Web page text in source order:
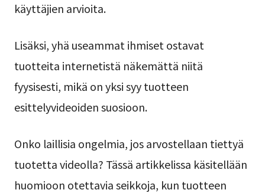
käyttäjien arvioita.
Lisäksi, yhä useammat ihmiset ostavat
tuotteita internetistä näkemättä niitä
fyysisesti, mikä on yksi syy tuotteen
esittelyvideoiden suosioon.
Onko laillisia ongelmia, jos arvostellaan tiettyä
tuotetta videolla? Tässä artikkelissa käsitellään
huomioon otettavia seikkoja, kun tuotteen